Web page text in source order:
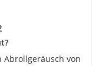
Abrollgeräusch von